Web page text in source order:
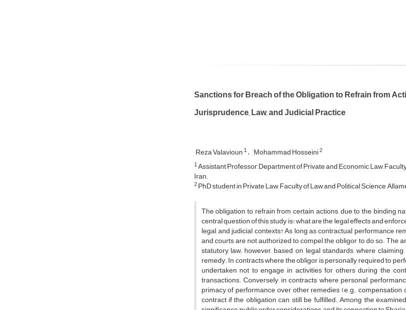
Sanctions for Breach of the Obligation to Refrain from
Jurisprudence, Law, and Judicial Practice
Reza Valavioun1 Mohammad Hosseini2
1Assistant Professor, Department of Private and Economic Law,
Iran.
2PhD student in Private Law, Faculty of Law and Political Science,
The obligation to refrain from certain actions, due to the binding
central question of this study is: what are the legal effects and
legal, and judicial contexts? As long as contractual performance
and courts are not authorized to compel the obligor to do so. The
statutory law; however, based on legal standards, where
remedy. In contracts where the obligor is personally required to
undertaken not to engage in activities for others during the
transactions. Conversely, in contracts where personal
primacy of performance over other remedies (e.g.,
contract if the obligation can still be fulfilled. Among the